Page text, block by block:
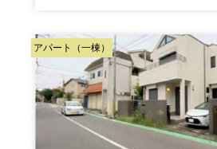
アパート（一棟）